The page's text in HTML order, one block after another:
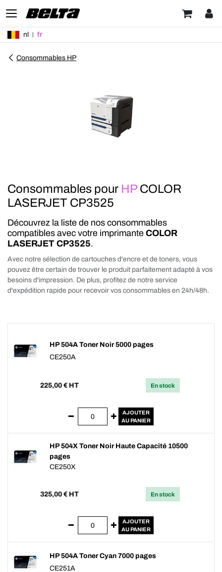
nl fr
Consommables HP
Consommables pour HPCOLOR
LASERJET CP3525
Découvrez la liste de nos consommables
compatibles avec votre imprimante COLOR
LASERJET CP3525.
Avec notre sélection de cartouches d'encre et de toners, vous
pouvez être certain de trouver le produit parfaitement adapté à vos
besoins d'impression. De plus, profitez de notre service
d'expédition rapide pour recevoir vos consommables en 24h/48h.
HP 504A Toner Noir 5000 pages
CE250A
225,00 € HT En stock
AJOUTER
AU PANIER
HP 504X Toner Noir Haute Capacité 10500
pages
CE250X
325,00 € HT En stock
AJOUTER
AU PANIER
HP 504A Toner Cyan 7000 pages
CE251A